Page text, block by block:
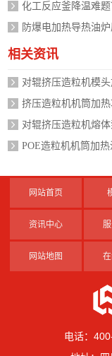
化工反应釜降温难
防爆电加热导热油
相关资讯
对辊挤压造粒机模
挤压造粒机机筒加热
对辊挤压造粒机熔
POE造粒机机筒加
网站首页
资讯中心
网站地图
电话：